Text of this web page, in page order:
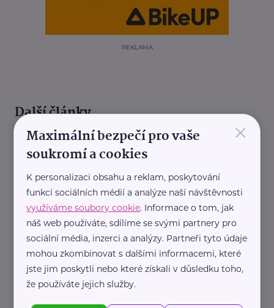
REKLAMA
Další články
Česká správa sociálního zabezpečení
ČSSZ vydala nového průvodce pro OSVČ.
Začínajícím podnikatelům usnadní orientaci v
sociálním zabezpečení
Legislativa Práce, zaměstnání
×
Maximální bezpečí pro vaše
soukromí a cookies
K personalizaci obsahu a reklam, poskytování
funkcí sociálních médií a analýze naší návštěvnosti
využíváme soubory cookie. Informace o tom, jak
náš web používáte, sdílíme se svými partnery pro
sociální média, inzerci a analýzy. Partneři tyto údaje
mohou zkombinovat s dalšími informacemi, které
jste jim poskytli nebo které získali v důsledku toho,
že používáte jejich služby.